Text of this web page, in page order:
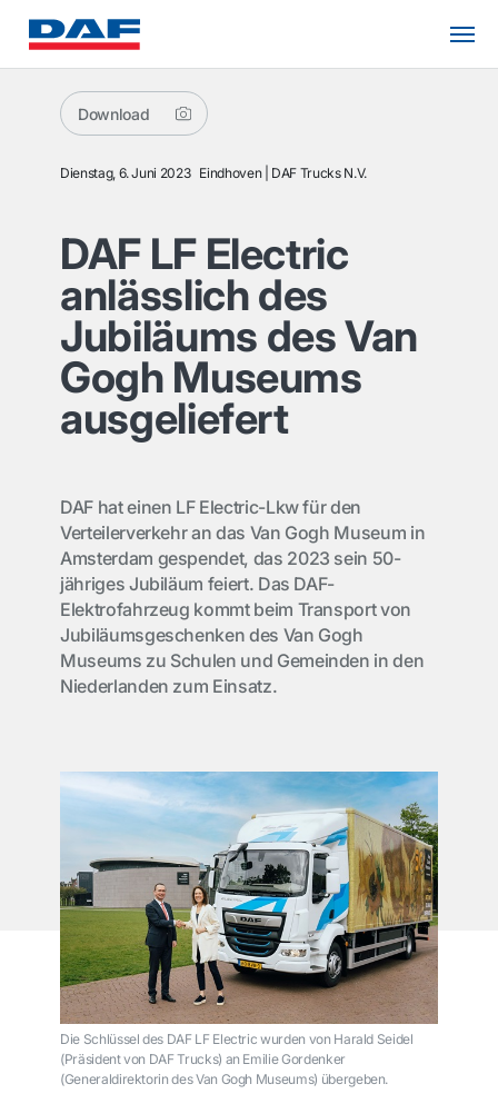
Download
Dienstag, 6. Juni 2023 Eindhoven DAF Trucks N.V.
DAF LF Electric
anlässlich des
Jubiläums des Van
Gogh Museums
ausgeliefert
DAF hat einen LF Electric-Lkw für den
Verteilerverkehr an das Van Gogh Museum in
Amsterdam gespendet, das 2023 sein 50-
jähriges Jubiläum feiert. Das DAF-
Elektrofahrzeug kommt beim Transport von
Jubiläumsgeschenken des Van Gogh
Museums zu Schulen und Gemeinden in den
Niederlanden zum Einsatz.
Die Schlüssel des DAF LF Electric wurden von Harald Seidel
(Präsident von DAF Trucks) an Emilie Gordenker
(Generaldirektorin des Van Gogh Museums) übergeben.